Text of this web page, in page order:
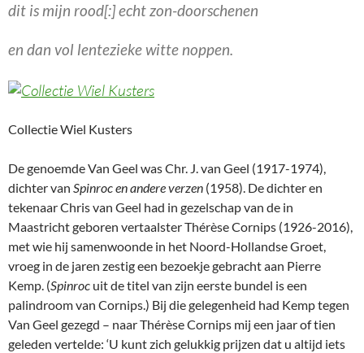
dit is mijn rood[:] echt zon-doorschenen
en dan vol lentezieke witte noppen.
Collectie Wiel Kusters
De genoemde Van Geel was Chr. J. van Geel (1917-1974),
dichter van Spinroc en andere verzen (1958). De dichter en
tekenaar Chris van Geel had in gezelschap van de in
Maastricht geboren vertaalster Thérèse Cornips (1926-2016),
met wie hij samenwoonde in het Noord-Hollandse Groet,
vroeg in de jaren zestig een bezoekje gebracht aan Pierre
Kemp. (Spinroc uit de titel van zijn eerste bundel is een
palindroom van Cornips.) Bij die gelegenheid had Kemp tegen
Van Geel gezegd – naar Thérèse Cornips mij een jaar of tien
geleden vertelde: ‘U kunt zich gelukkig prijzen dat u altijd iets